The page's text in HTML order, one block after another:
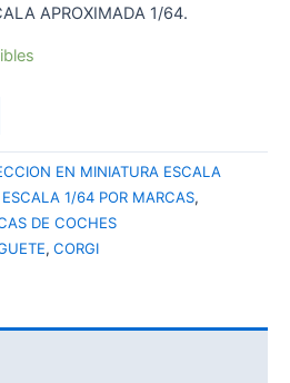
APROXIMADA 1/64.
EN MINIATURA ESCALA
1/64 POR MARCAS,
DE COCHES
, CORGI